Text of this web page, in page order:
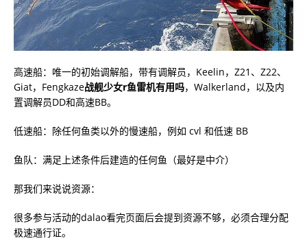
高速船：唯一的初始调解船，带有调解员，Keelin，Z21、Z22、
Giat，Fengkaze战舰少女r鱼雷机有用吗，Walkerland，以及内
置调解员DD和高速BB。
低速船：除任何鱼类以外的慢速船，例如 cvl 和低速 BB
鱼队：满足上述条件后建造的任何鱼（最好是中介）
那我们来说说资源：
很多参与活动的dalao看完页面后会提到资源不够，必须合理分配
极速通行证。